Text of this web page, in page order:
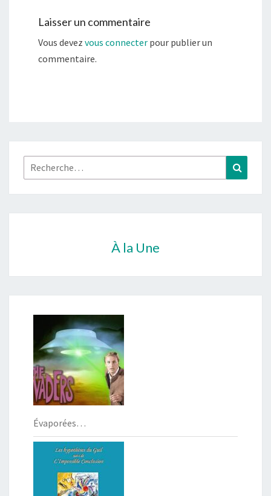
Laisser un commentaire
Vous devez vous connecter pour publier un
commentaire.
Rechercher :
À la Une
Évaporées…